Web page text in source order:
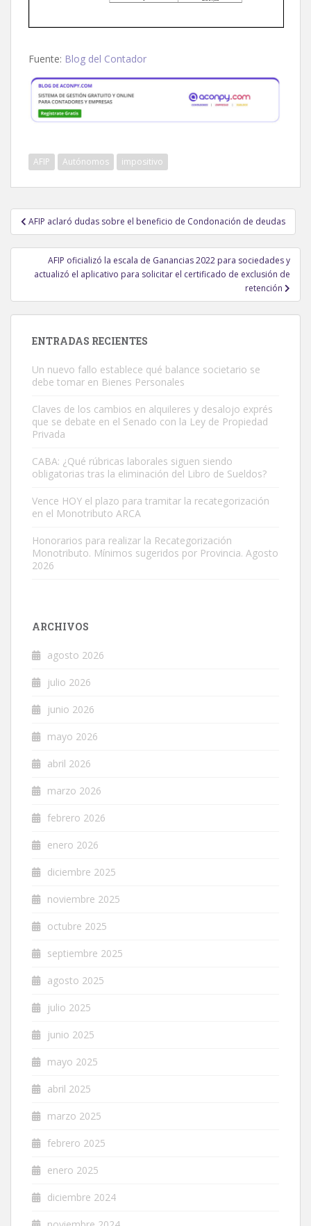
Fuente: Blog del Contador
AFIP Autónomos impositivo
Navegación
de
entradas
AFIP aclaró dudas sobre el beneficio de Condonación de deudas
AFIP oficializó la escala de Ganancias 2022 para sociedades y
actualizó el aplicativo para solicitar el certificado de exclusión de
retención
ENTRADAS RECIENTES
Un nuevo fallo establece qué balance societario se
debe tomar en Bienes Personales
Claves de los cambios en alquileres y desalojo exprés
que se debate en el Senado con la Ley de Propiedad
Privada
CABA: ¿Qué rúbricas laborales siguen siendo
obligatorias tras la eliminación del Libro de Sueldos?
Vence HOY el plazo para tramitar la recategorización
en el Monotributo ARCA
Honorarios para realizar la Recategorización
Monotributo. Mínimos sugeridos por Provincia. Agosto
2026
ARCHIVOS
agosto 2026
julio 2026
junio 2026
mayo 2026
abril 2026
marzo 2026
febrero 2026
enero 2026
diciembre 2025
noviembre 2025
octubre 2025
septiembre 2025
agosto 2025
julio 2025
junio 2025
mayo 2025
abril 2025
marzo 2025
febrero 2025
enero 2025
diciembre 2024